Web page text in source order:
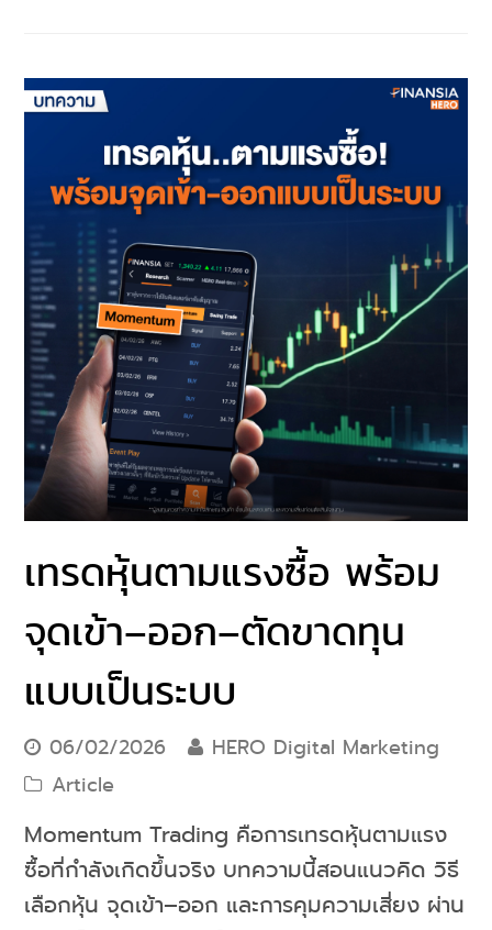
เทรดหุ้นตามแรงซื้อ พร้อม
จุดเข้า–ออก–ตัดขาดทุน
แบบเป็นระบบ
06/02/2026
HERO Digital Marketing
Article
Momentum Trading คือการเทรดหุ้นตามแรง
ซื้อที่กำลังเกิดขึ้นจริง บทความนี้สอนแนวคิด วิธี
เลือกหุ้น จุดเข้า–ออก และการคุมความเสี่ยง ผ่าน